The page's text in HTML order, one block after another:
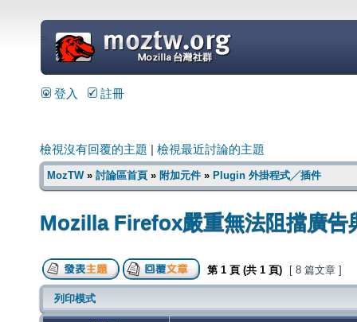
=
登入 註冊
檢視沒有回覆的主題 檢視最近討論的主題
MozTW» 討論區首頁 » 附加元件 » Plugin 外掛程式╱插件
Mozilla Firefox嚴重無法阻擋廣告
第 1 頁 (共 1 頁) [ 8 篇文章 ]
列印模式